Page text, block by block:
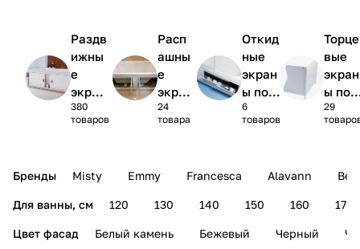
Раздв
ижны
е
экран
ы под
ванну
380
товаров
Расп
ашны
е
экра
ны
под
24
товара
Откид
ные
экран
ы под
ванну
6
товаров
Торце
вые
экран
ы под
ванну
29
Бренды Misty Emmy Francesca Alavann
Для ванны, см 120 130 140 150 160 170
Цвет фасад Белый камень Бежевый Черный